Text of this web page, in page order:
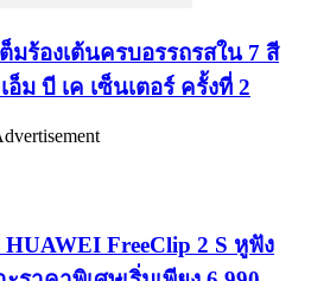
มร้องเต้นครบอรรถรสใน 7 สี
อ็ม บี เค เซ็นเตอร์ ครั้งที่ 2
FreeClip 2 S หูฟัง